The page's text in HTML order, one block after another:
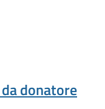
donatore